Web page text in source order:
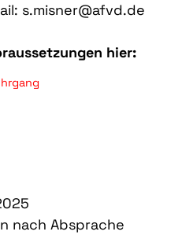
hier:
nach Absprache